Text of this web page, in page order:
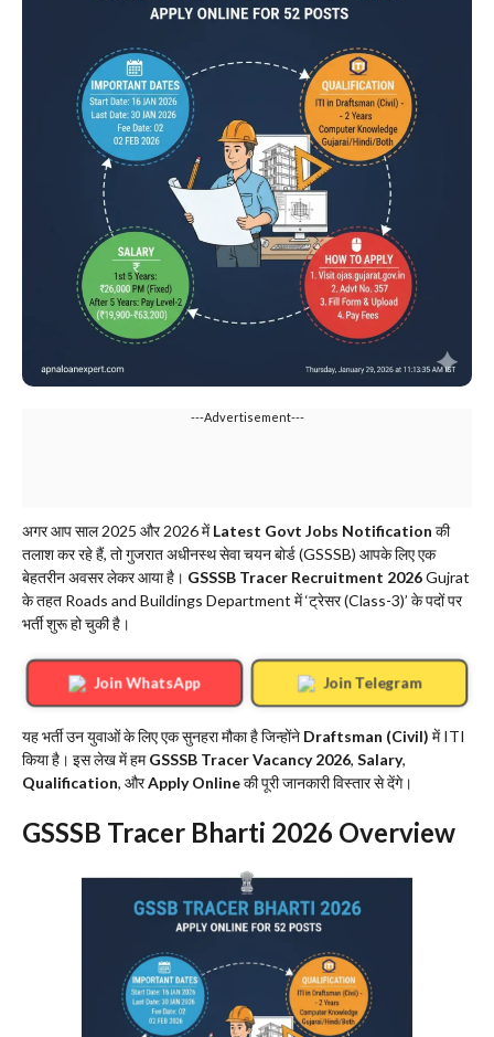
---Advertisement---
अगर आप साल 2025 और 2026 मेंLatest Govt Jobs Notification की
तलाश कर रहे हैं, तो गुजरात अधीनस्थ सेवा चयन बोर्ड (GSSSB) आपके लिए एक
बेहतरीन अवसर लेकर आया है। GSSSB Tracer Recruitment 2026Gujrat
के तहत Roads and Buildings Department में ‘ट्रेसर (Class-3)’ के पदों पर
भर्ती शुरू हो चुकी है।
Join WhatsApp Join Telegram
​यह भर्ती उन युवाओं के लिए एक सुनहरा मौका है जिन्होंने Draftsman (Civil) में ITI
किया है। इस लेख में हमGSSSB Tracer Vacancy 2026, Salary,
Qualification, औरApply Onlineकी पूरी जानकारी विस्तार से देंगे।
​GSSSB Tracer Bharti 2026 Overview